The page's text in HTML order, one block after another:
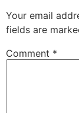
Your email
fields are
Comment *